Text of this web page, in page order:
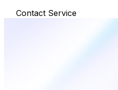
Contact Service